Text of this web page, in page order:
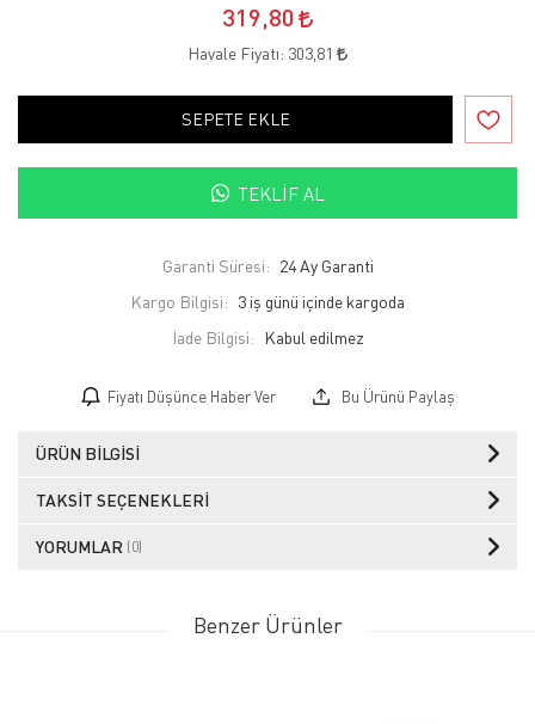
319,80
Havale Fiyatı: 303,81
SEPETE EKLE
TEKLIF AL
Garanti Süresi: 24 Ay Garanti
Kargo Bilgisi: 3 iş günü içinde kargoda
İade Bilgisi:
Fiyatı Düşünce Haber Ver Bu Ürünü Paylaş
ÜRÜN BILGISI
TAKSIT SEÇENEKLERI
YORUMLAR (0)
Benzer Ürünler